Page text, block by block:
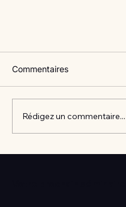
Commentaires
Rédigez un commentaire...